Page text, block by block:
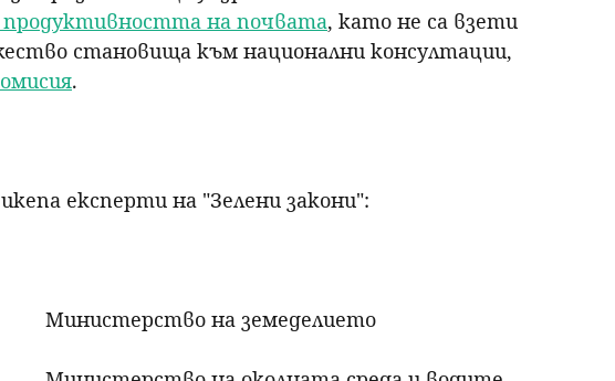
продуктивността на почвата, като не са взети
становища към национални консултации,
.
експерти на "Зелени закони":
земеделието